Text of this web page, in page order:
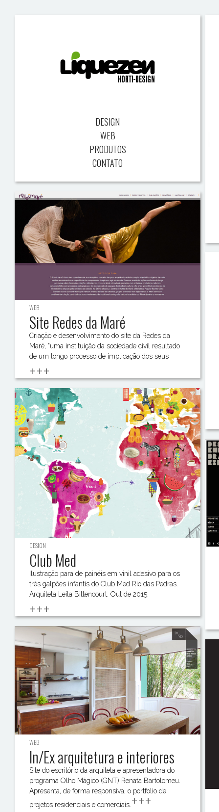
DESIGN
WEB
PRODUTOS
CONTATO
WEB
Site Redes da Maré
Criação e desenvolvimento do site da Redes da
Maré, "uma instituição da sociedade civil resultado
de um longo processo de implicação dos seus
+++
DESIGN
Club Med
Ilustração para de painéis em vinil adesivo para os
três galpões infantis do Club Med Rio das Pedras.
Arquiteta Leila Bittencourt. Out de 2015.
+++
WEB
In/Ex arquitetura e interiores
Site do escritório da arquiteta e apresentadora do
programa Olho Mágico (GNT) Renata Bartolomeu.
Apresenta, de forma responsiva, o portfolio de
projetos residenciais e comerciais.+++